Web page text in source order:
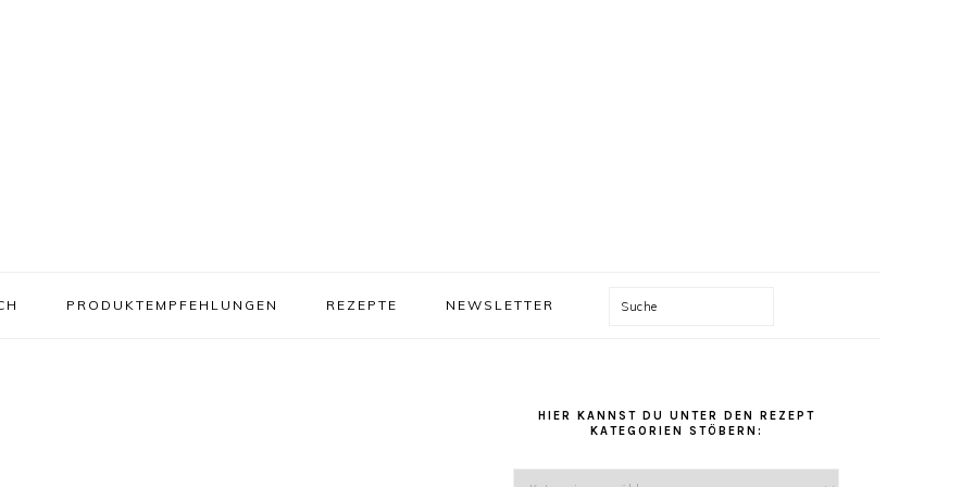
PRODUKTEMPFEHLUNGEN REZEPTE NEWSLETTER Suche
SIDEBAR
HIER KANNST DU UNTER DEN REZEPT
KATEGORIEN STÖBERN: